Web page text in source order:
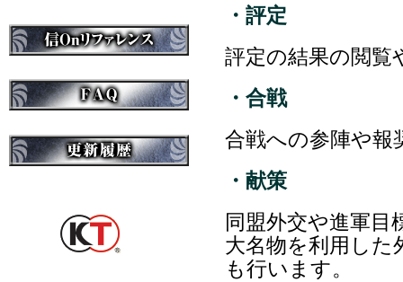
・評定
評定の結果の閲覧
・合戦
合戦への参陣や報
・献策
同盟外交や進軍
大名物を利用した
も行います。